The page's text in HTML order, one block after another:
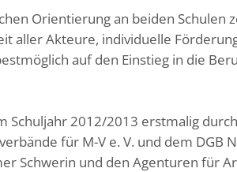
Orientierung an beiden Schulen
aller Akteure, individuelle
auf den Einstieg in die
Schuljahr 2012/2013 erstmalig
für M-V e. V. und dem DGB
Schwerin und den Agenturen für